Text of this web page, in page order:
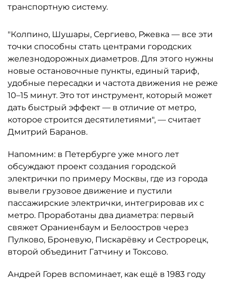
транспортную систему.
"Колпино, Шушары, Сергиево, Ржевка — все эти
точки способны стать центрами городских
железнодорожных диаметров. Для этого нужны
новые остановочные пункты, единый тариф,
удобные пересадки и частота движения не реже
10–15 минут. Это тот инструмент, который может
дать быстрый эффект — в отличие от метро,
которое строится десятилетиями", — считает
Дмитрий Баранов.
Напомним: в Петербурге уже много лет
обсуждают проект создания городской
электрички по примеру Москвы, где из города
вывели грузовое движение и пустили
пассажирские электрички, интегрировав их с
метро. Проработаны два диаметра: первый
свяжет Ораниенбаум и Белоостров через
Пулково, Броневую, Пискарёвку и Сестрорецк,
второй объединит Гатчину и Токсово.
Андрей Горев вспоминает, как ещё в 1983 году